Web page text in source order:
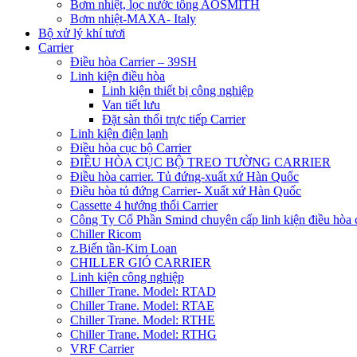
Bơm nhiệt, lọc nước tổng AOSMITH
Bơm nhiệt-MAXA- Italy
Bộ xử lý khí tươi
Carrier
Điều hòa Carrier – 39SH
Linh kiện điều hòa
Linh kiện thiết bị công nghiệp
Van tiết lưu
Đặt sàn thổi trực tiếp Carrier
Linh kiện điện lạnh
Điều hòa cục bộ Carrier
ĐIỀU HÒA CỤC BỘ TREO TƯỜNG CARRIER
Điều hòa carrier. Tủ đứng-xuất xứ Hàn Quốc
Điều hòa tủ đứng Carrier- Xuất xứ Hàn Quốc
Cassette 4 hướng thổi Carrier
Công Ty Cổ Phần Smind chuyên cấp linh kiện điều hòa
Chiller Ricom
z.Biến tần-Kim Loan
CHILLER GIÓ CARRIER
Linh kiện công nghiệp
Chiller Trane. Model: RTAD
Chiller Trane. Model: RTAE
Chiller Trane. Model: RTHE
Chiller Trane. Model: RTHG
VRF Carrier